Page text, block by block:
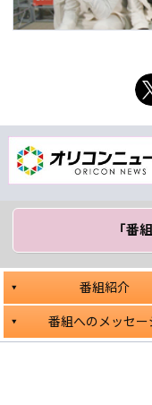
「番
番組紹介
番組へのメッセー